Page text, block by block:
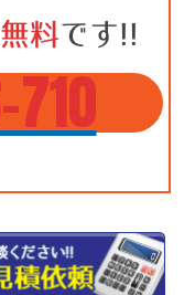
無料です!!